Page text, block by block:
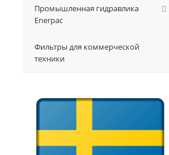
Промышленная гидравлика
Enerpac
Фильтры для коммерческой
техники